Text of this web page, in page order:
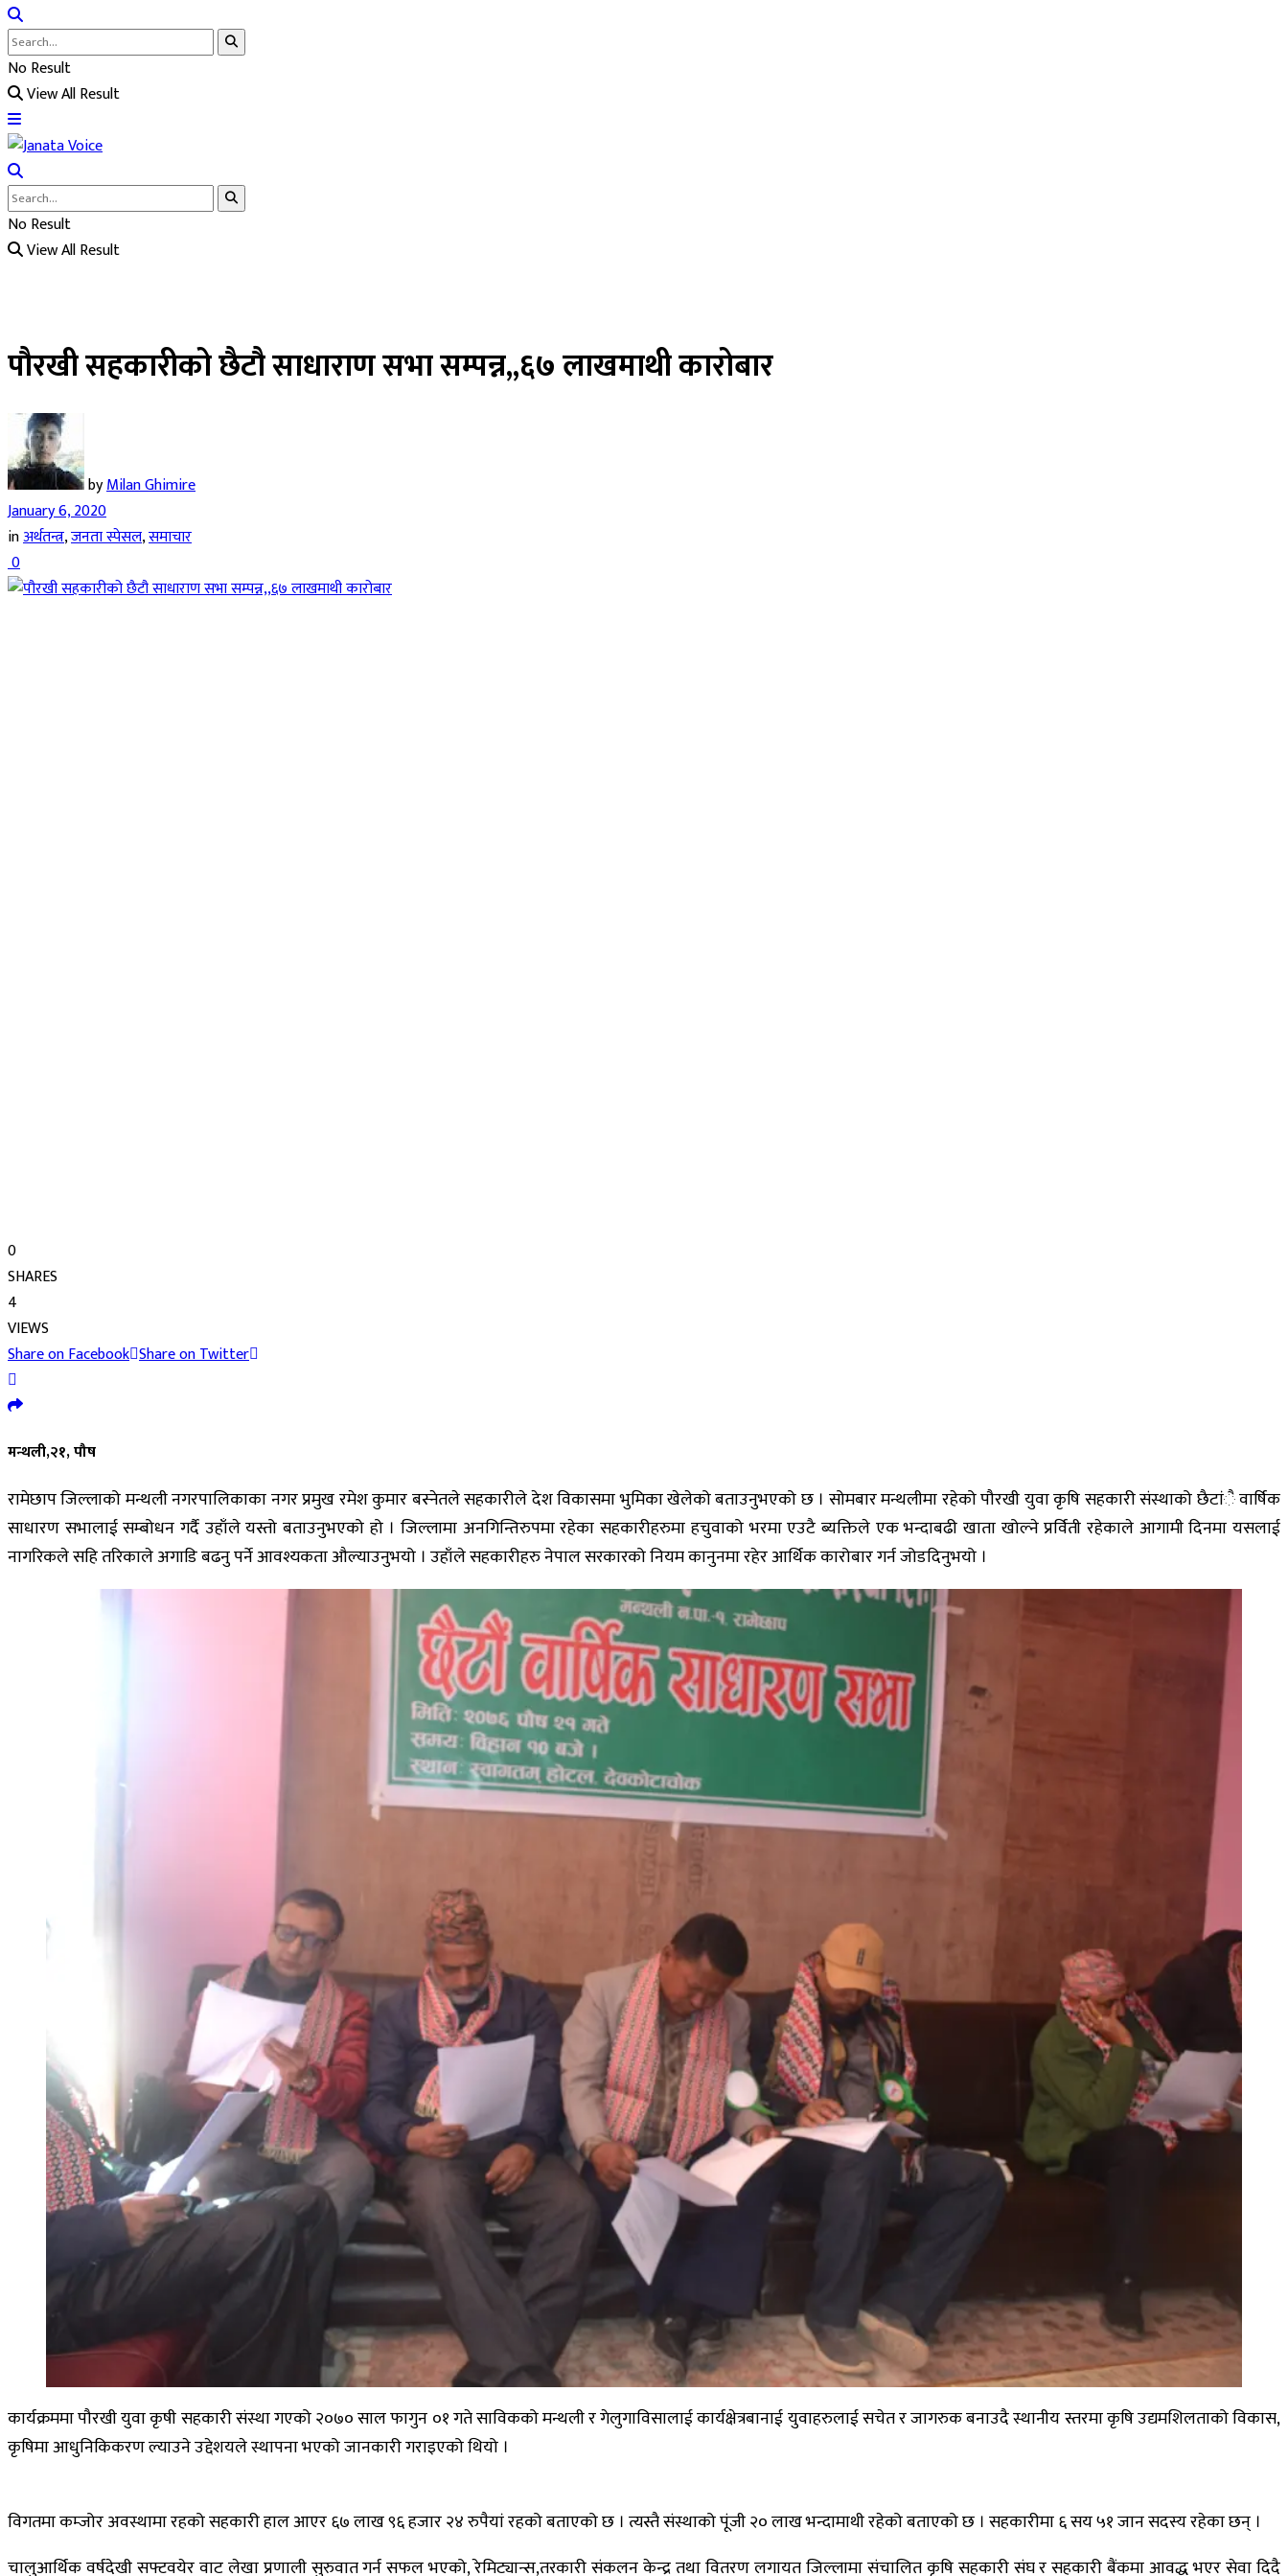
No Result
View All Result
No Result
View All Result
पौरखी सहकारीको छैटौ साधाराण सभा सम्पन्न,,६७ लाखमाथी कारोबार
byMilan Ghimire
January 6, 2020
inअर्थतन्त्र,जनता स्पेसल,समाचार
0
0
SHARES
4
VIEWS
Share on Facebook Share on Twitter
मन्थली,२१, पौष
रामेछाप जिल्लाको मन्थली नगरपालिकाका नगर प्रमुख रमेश कुमार बस्नेतले सहकारीले देश विकासमा भुमिका खेलेको बताउनुभएको छ । सोमबार मन्थलीमा रहेको पौरखी युवा कृषि सहकारी संस्थाको छैटांै वार्षिक
साधारण सभालाई सम्बोधन गर्दै उहाँले यस्तो बताउनुभएको हो । जिल्लामा अनगिन्तिरुपमा रहेका सहकारीहरुमा हचुवाको भरमा एउटै ब्यक्तिले एक भन्दाबढी खाता खोल्ने प्रर्विती रहेकाले आगामी दिनमा यसलाई
नागरिकले सहि तरिकाले अगाडि बढनु पर्ने आवश्यकता औल्याउनुभयो । उहाँले सहकारीहरु नेपाल सरकारको नियम कानुनमा रहेर आर्थिक कारोबार गर्न जोडदिनुभयो ।
कार्यक्रममा पौरखी युवा कृषी सहकारी संस्था गएको २०७० साल फागुन ०१ गते साविकको मन्थली र गेलुगाविसालाई कार्यक्षेत्रबानाई युवाहरुलाई सचेत र जागरुक बनाउदै स्थानीय स्तरमा कृषि उद्यमशिलताको विकास,
कृषिमा आधुनिकिकरण ल्याउने उद्देशयले स्थापना भएको जानकारी गराइएको थियो ।
विगतमा कम्जोर अवस्थामा रहको सहकारी हाल आएर ६७ लाख ९६ हजार २४ रुपैयां रहको बताएको छ । त्यस्तै संस्थाको पूंजी २० लाख भन्दामाथी रहेको बताएको छ । सहकारीमा ६ सय ५१ जान सदस्य रहेका छन् ।
चालुआर्थिक वर्षदेखी सफ्टवयेर वाट लेखा प्रणाली सुरुवात गर्न सफल भएको, रेमिट्यान्स,तरकारी संकलन केन्द्र तथा वितरण लगायत जिल्लामा संचालित कृषि सहकारी संघ र सहकारी बैंकमा आवद्ध भएर सेवा दिदै